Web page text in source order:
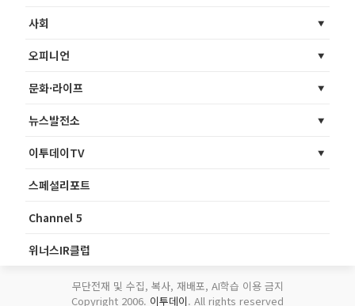
사회
오피니언
문화·라이프
뉴스발전소
이투데이TV
스페셜리포트
Channel 5
위너스IR클럽
무단전재 및 수집, 복사, 재배포, AI학습 이용 금지
Copyright 2006. 이투데이. All rights reserved